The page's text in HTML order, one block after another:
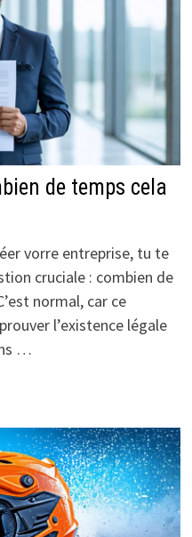
de temps cela
vorre entreprise, tu te
cruciale : combien de
normal, car ce
l’existence légale
…